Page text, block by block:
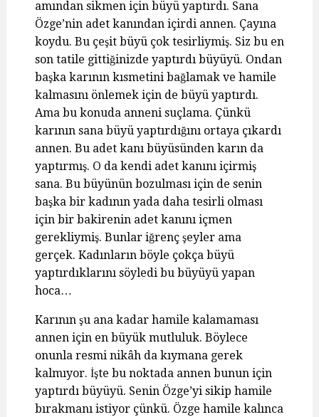
amından sikmen için büyü yaptırdı. Sana
Özge’nin adet kanından içirdi annen. Çayına
koydu. Bu çeşit büyü çok tesirliymiş. Siz bu en
son tatile gittiğinizde yaptırdı büyüyü. Ondan
başka karının kısmetini bağlamak ve hamile
kalmasını önlemek için de büyü yaptırdı.
Ama bu konuda anneni suçlama. Çünkü
karının sana büyü yaptırdığını ortaya çıkardı
annen. Bu adet kanı büyüsünden karın da
yaptırmış. O da kendi adet kanını içirmiş
sana. Bu büyünün bozulması için de senin
başka bir kadının yada daha tesirli olması
için bir bakirenin adet kanını içmen
gerekliymiş. Bunlar iğrenç şeyler ama
gerçek. Kadınların böyle çokça büyü
yaptırdıklarını söyledi bu büyüyü yapan
hoca…
Karının şu ana kadar hamile kalamaması
annen için en büyük mutluluk. Böylece
onunla resmi nikâh da kıymana gerek
kalmıyor. İşte bu noktada annen bunun için
yaptırdı büyüyü. Senin Özge’yi sikip hamile
bırakmanı istiyor çünkü. Özge hamile kalınca